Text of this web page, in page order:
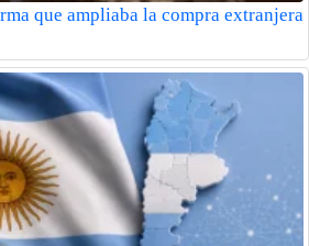
que ampliaba la compra extranjera